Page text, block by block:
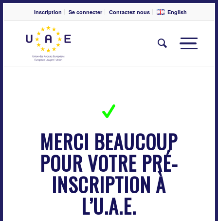
Inscription Se connecter Contactez nous English
MERCI BEAUCOUP
POUR VOTRE PRÉ-
INSCRIPTION À
L’U.A.E.